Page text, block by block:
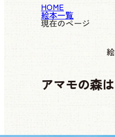
HOME
絵本一覧
現在のページ
アマモの森